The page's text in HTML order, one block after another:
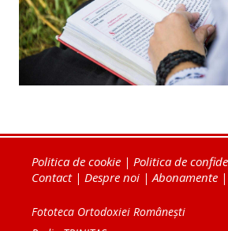
Politica de cookie | Politica de
Contact| Despre noi | Abonamente |
Fototeca Ortodoxiei Românești